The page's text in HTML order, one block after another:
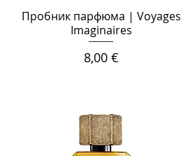
Пробник парфюма | Voyages
Imaginaires
Цена
8,00 €